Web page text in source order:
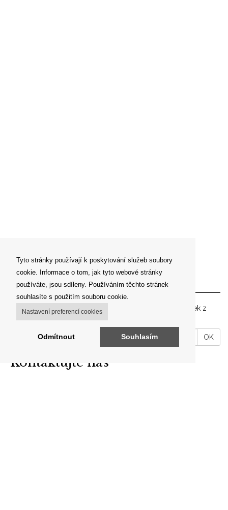
Tyto stránky používají k poskytování služeb soubory
cookie. Informace o tom, jak tyto webové stránky
používáte, jsou sdíleny. Používáním těchto stránek
souhlasíte s použitím souboru cookie.
Nastavení preferencí cookies
Odmítnout Souhlasím
Newsletter
Zadejte prosím vaší emailovou adresu pro zasílání novinek z
OK
Kontaktujte nás